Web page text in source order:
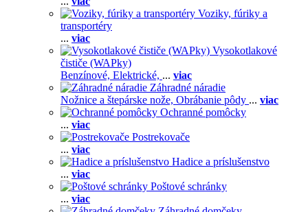
Voziky, fúriky a
transportéry
... viac
Vysokotlakové
čističe (WAPky)
Benzínové, Elektrické, ... viac
Záhradné náradie
Nožnice a štepárske nože, Obrábanie pôdy ... viac
Ochranné pomôcky
... viac
Postrekovače
... viac
Hadice a príslušenstvo
... viac
Poštové schránky
... viac